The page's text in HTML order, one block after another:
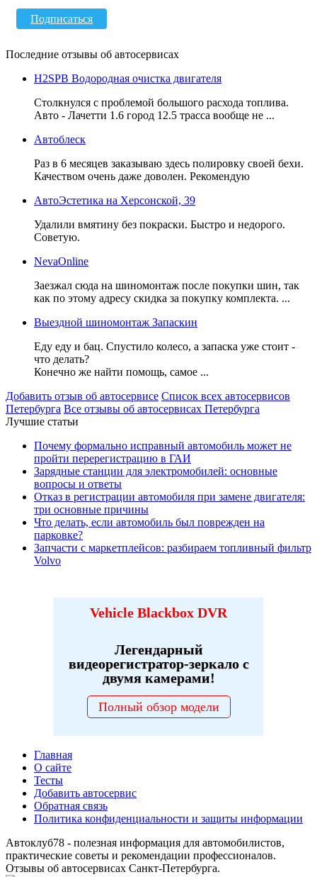
Подписаться
Последние отзывы об автосервисах
H2SPB Водородная очистка двигателя
Столкнулся с проблемой большого расхода топлива.
Авто - Лачетти 1.6 город 12.5 трасса вообще не ...
Автоблеск
Раз в 6 месяцев заказываю здесь полировку своей бехи.
Качеством очень даже доволен. Рекомендую
АвтоЭстетика на Херсонской, 39
Удалили вмятину без покраски. Быстро и недорого.
Советую.
NevaOnline
Заезжал сюда на шиномонтаж после покупки шин, так
как по этому адресу скидка за покупку комплекта. ...
Выездной шиномонтаж Запаскин
Еду еду и бац. Спустило колесо, а запаска уже стоит -
что делать?
Конечно же найти помощь, самое ...
Добавить отзыв об автосервисе Список всех автосервисов
Петербурга Все отзывы об автосервисах Петербурга
Лучшие статьи
Почему формально исправный автомобиль может не
пройти перерегистрацию в ГАИ
Зарядные станции для электромобилей: основные
вопросы и ответы
Отказ в регистрации автомобиля при замене двигателя:
три основные причины
Что делать, если автомобиль был поврежден на
парковке?
Запчасти с маркетплейсов: разбираем топливный фильтр
Volvo
Vehicle Blackbox DVR
Легендарный
видеорегистратор-зеркало с
двумя камерами!
Полный обзор модели
Главная
О сайте
Тесты
Добавить автосервис
Обратная связь
Политика конфиденциальности и защиты информации
Автоклуб78 - полезная информация для автомобилистов,
практические советы и рекомендации профессионалов.
Отзывы об автосервисах Санкт-Петербурга.